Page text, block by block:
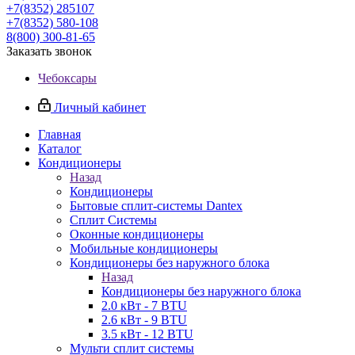
+7(8352) 285107
+7(8352) 580-108
8(800) 300-81-65
Заказать звонок
Чебоксары
Личный кабинет
Главная
Каталог
Кондиционеры
Назад
Кондиционеры
Бытовые сплит-системы Dantex
Сплит Системы
Оконные кондиционеры
Мобильные кондиционеры
Кондиционеры без наружного блока
Назад
Кондиционеры без наружного блока
2.0 кВт - 7 BTU
2.6 кВт - 9 BTU
3.5 кВт - 12 BTU
Мульти сплит системы